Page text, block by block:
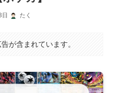
たく
が含まれています。